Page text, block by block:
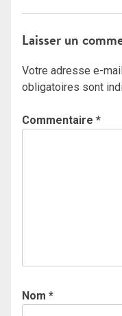
Laisser un
Votre adresse e-
obligatoires sont
Commentaire *
Nom *